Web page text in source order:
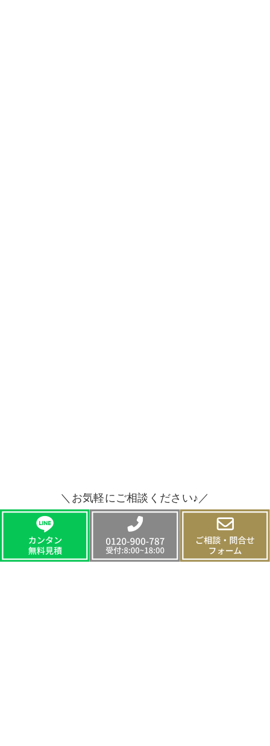
＼お気軽にご相談ください♪／